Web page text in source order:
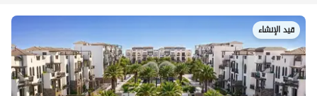
قيد الإنشاء